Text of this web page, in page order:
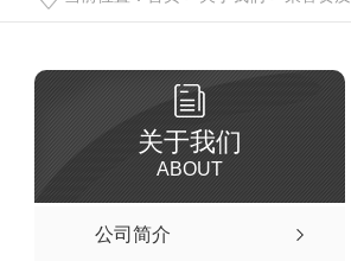
关于我们
ABOUT
公司简介